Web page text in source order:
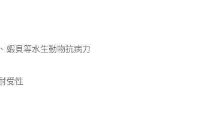
蝦貝等水生動物抗病力
受性